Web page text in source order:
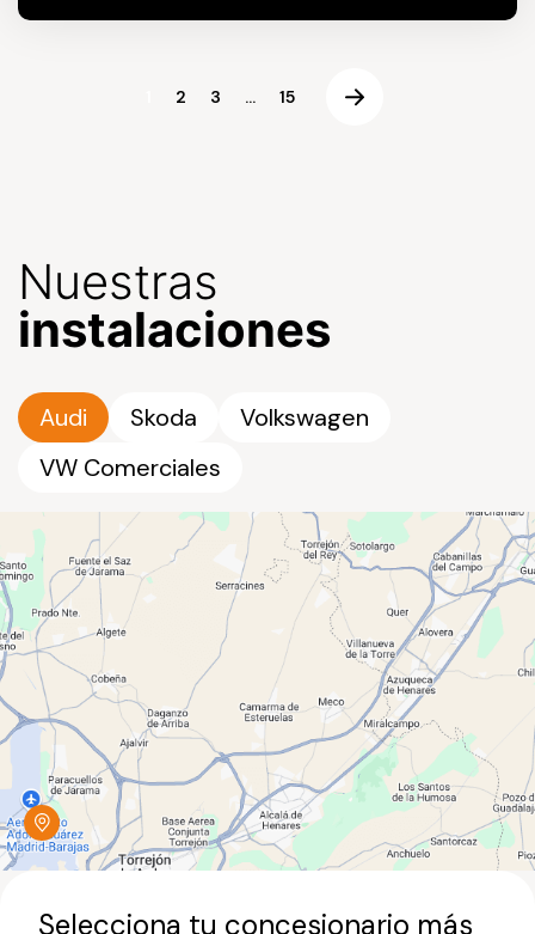
2 3 ... 15
Nuestras
instalaciones
Audi Skoda
Volkswagen
VW Comerciales
Selecciona tu concesionario más